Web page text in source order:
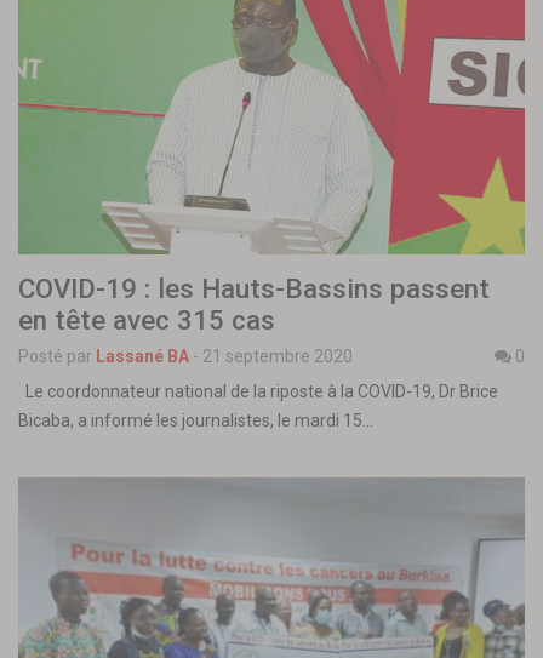
COVID-19 : les Hauts-Bassins passent
en tête avec 315 cas
Posté par Lassané BA - 21 septembre 2020
0
Le coordonnateur national de la riposte à la COVID-19, Dr Brice
Bicaba, a informé les journalistes, le mardi 15…